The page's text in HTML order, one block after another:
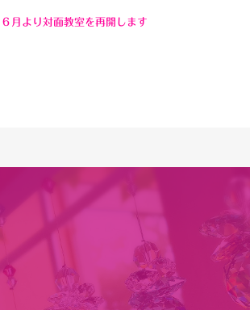
６月より対面教室を再開します